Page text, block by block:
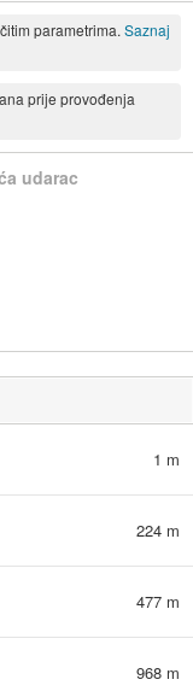
parametrima. Saznaj
prije provođenja
udarac
1 m
224 m
477 m
968 m